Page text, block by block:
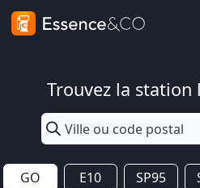
Trouvez la station
GO E10 SP95